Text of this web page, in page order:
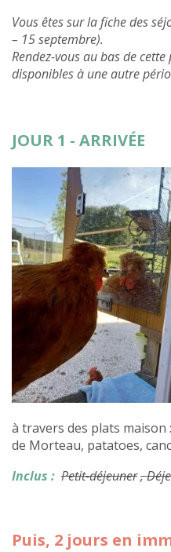
Vous êtes sur la fiche des
– 15 septembre).
Rendez-vous au bas de
disponibles à une autre
JOUR 1 - ARRIVÉE
à travers des plats maison
de Morteau, patatoes,
Inclus : Petit-déjeuner,
Puis, 2 jours en